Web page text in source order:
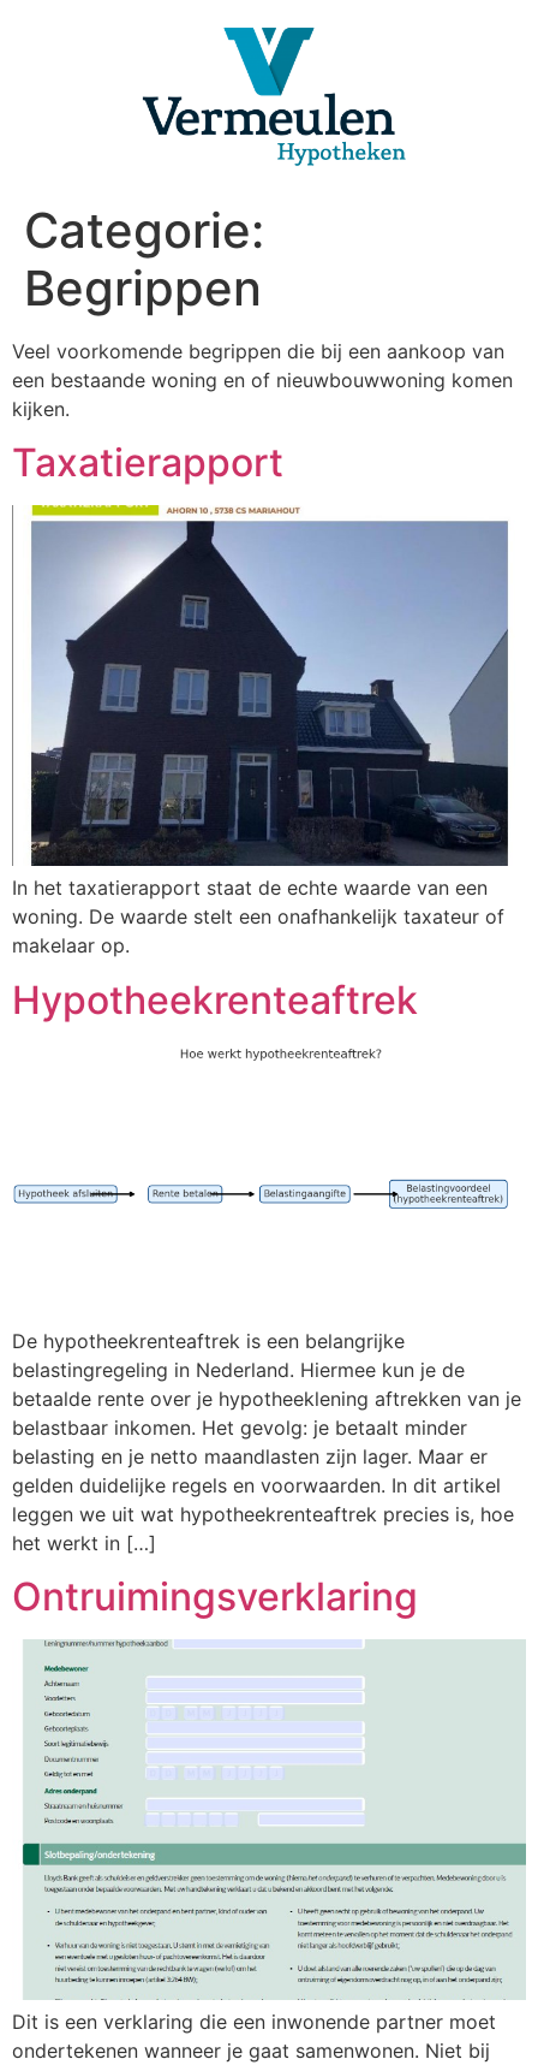
Categorie:
Begrippen
Veel voorkomende begrippen die bij een aankoop van
een bestaande woning en of nieuwbouwwoning komen
kijken.
Taxatierapport
In het taxatierapport staat de echte waarde van een
woning. De waarde stelt een onafhankelijk taxateur of
makelaar op.
Hypotheekrenteaftrek
De hypotheekrenteaftrek is een belangrijke
belastingregeling in Nederland. Hiermee kun je de
betaalde rente over je hypotheeklening aftrekken van je
belastbaar inkomen. Het gevolg: je betaalt minder
belasting en je netto maandlasten zijn lager. Maar er
gelden duidelijke regels en voorwaarden. In dit artikel
leggen we uit wat hypotheekrenteaftrek precies is, hoe
het werkt in […]
Ontruimingsverklaring
Dit is een verklaring die een inwonende partner moet
ondertekenen wanneer je gaat samenwonen. Niet bij